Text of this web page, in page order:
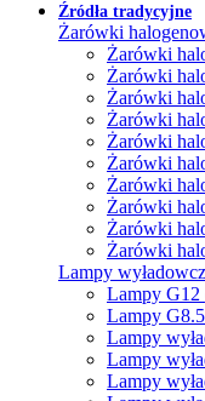
Źródła tradycyjne
Żarówki
Żarówki
Żarówki
Żarówki
Żarówki
Żarówki
Żarówki
Żarówki
Żarówki
Żarówki
Żarówki
Lampy
Lampy
Lampy
Lampy
Lampy
Lampy